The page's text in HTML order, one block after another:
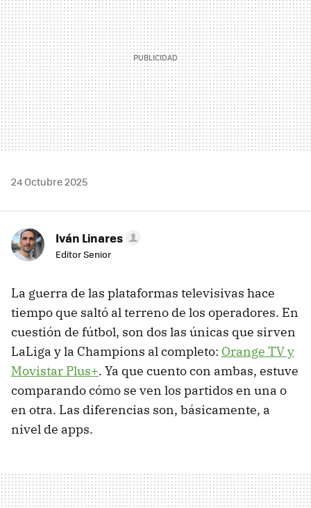
24 Octubre 2025
Iván Linares
Editor Senior
La guerra de las plataformas televisivas hace
tiempo que saltó al terreno de los operadores. En
cuestión de fútbol, son dos las únicas que sirven
LaLiga y la Champions al completo: Orange TV y
Movistar Plus+. Ya que cuento con ambas, estuve
comparando cómo se ven los partidos en una o
en otra. Las diferencias son, básicamente, a
nivel de apps.